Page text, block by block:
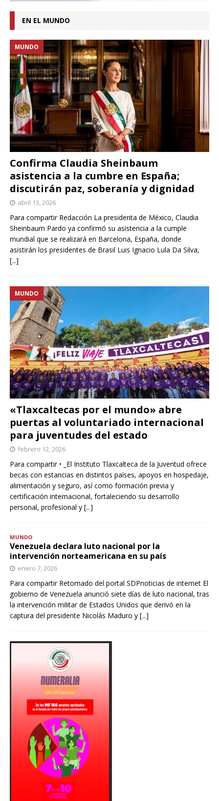
EN EL MUNDO
Confirma Claudia Sheinbaum
asistencia a la cumbre en España;
discutirán paz, soberanía y dignidad
MUNDO
abril 13, 2026
Para compartir Redacción La presidenta de México, Claudia
Sheinbaum Pardo ya confirmó su asistencia a la cumple
mundial que se realizará en Barcelona, España, donde
asistirán los presidentes de Brasil Luis Ignacio Lula Da Silva,
[...]
«Tlaxcaltecas por el mundo» abre
puertas al voluntariado internacional
para juventudes del estado
MUNDO
febrero 12, 2026
Para compartir • _El Instituto Tlaxcalteca de la Juventud ofrece
becas con estancias en distintos países, apoyos en hospedaje,
alimentación y seguro, así como formación previa y
certificación internacional, fortaleciendo su desarrollo
personal, profesional y [...]
MUNDO
Venezuela declara luto nacional por la
intervención norteamericana en su país
enero 7, 2026
Para compartir Retomado del portal SDPnoticias de internet El
gobierno de Venezuela anunció siete días de luto nacional, tras
la intervención militar de Estados Unidos que derivó en la
captura del presidente Nicolás Maduro y [...]